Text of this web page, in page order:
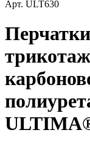
Арт. ULT630